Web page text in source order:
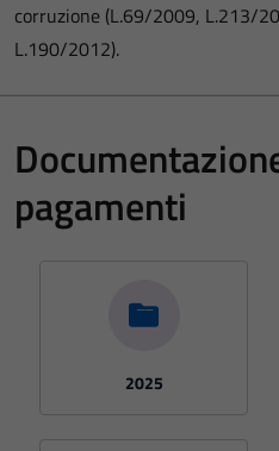
corruzione (L.69/2009, L.213/
L.190/2012).
pagamenti
2025